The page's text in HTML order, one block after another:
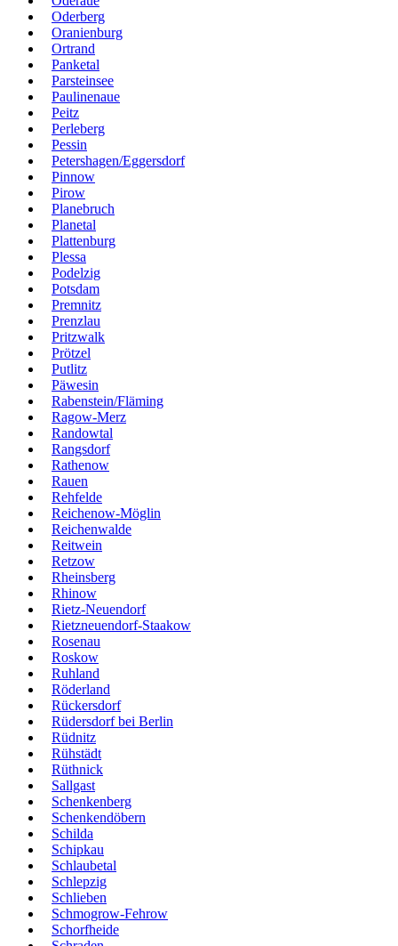
Oderberg
Oranienburg
Ortrand
Panketal
Parsteinsee
Paulinenaue
Peitz
Perleberg
Pessin
Petershagen/Eggersdorf
Pinnow
Pirow
Planebruch
Planetal
Plattenburg
Plessa
Podelzig
Potsdam
Premnitz
Prenzlau
Pritzwalk
Prötzel
Putlitz
Päwesin
Rabenstein/Fläming
Ragow-Merz
Randowtal
Rangsdorf
Rathenow
Rauen
Rehfelde
Reichenow-Möglin
Reichenwalde
Reitwein
Retzow
Rheinsberg
Rhinow
Rietz-Neuendorf
Rietzneuendorf-Staakow
Rosenau
Roskow
Ruhland
Röderland
Rückersdorf
Rüdersdorf bei Berlin
Rüdnitz
Rühstädt
Rüthnick
Sallgast
Schenkenberg
Schenkendöbern
Schilda
Schipkau
Schlaubetal
Schlepzig
Schlieben
Schmogrow-Fehrow
Schorfheide